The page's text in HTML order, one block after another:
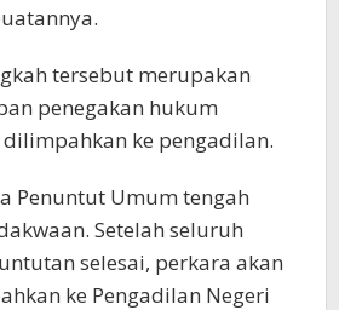
tersebut merupakan
penegakan hukum
ke pengadilan.
Penuntut Umum tengah
Setelah seluruh
selesai, perkara akan
ke Pengadilan Negeri